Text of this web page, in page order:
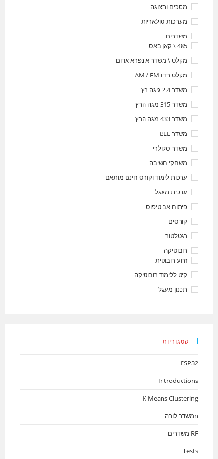
מסכים ותצוגה
מערכות סולאריות
משדרים
485 \ קאן באס
מקלט \ משדר אינפרא אדום
מקלט רדיו AM / FM
משדר 2.4 גיגה רץ
משדר 315 מגה הרץ
משדר 433 מגה הרץ
משדר BLE
משדר סלולרי
משחקי חשיבה
ערכות לימוד וקורס חינם מותאם
ערכית מעגל
פיתוח אב טיפוס
קורסים
רגטלטור
רובוטיקה
זרוע רובוטית
קיט ללימוד רובוטיקה
תכנון מעגל
קטגוריות
ESP32
Introductions
K Means Clustering
nמשדר לורה
RF משדרים
Tests